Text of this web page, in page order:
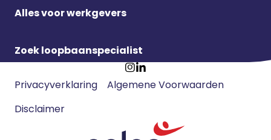
Alles voor werkgevers
Zoek loopbaanspecialist
GaGa
Footer
navigatie
Privacyverklaring
Algemene Voorwaarden
Disclaimer